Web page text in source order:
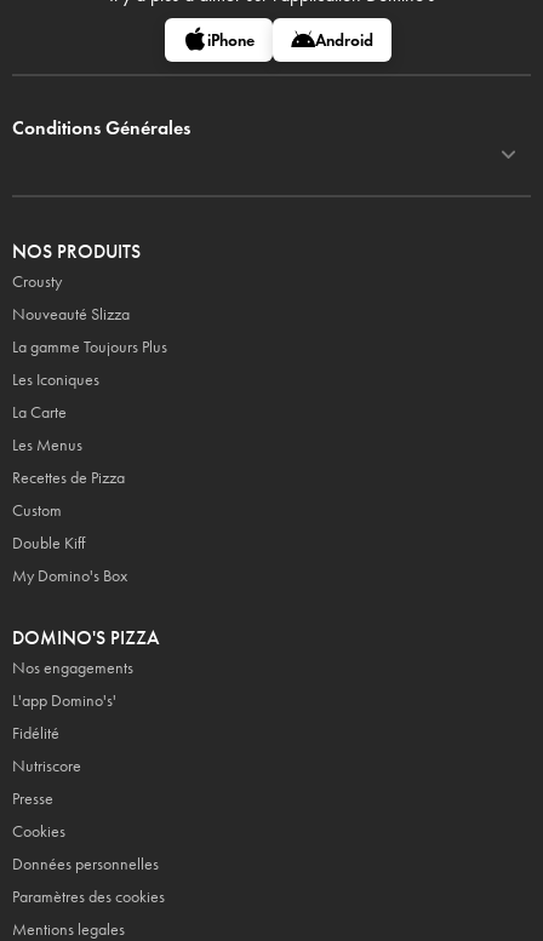
iPhone Android
Conditions Générales
NOS PRODUITS
Crousty
Nouveauté Slizza
La gamme Toujours Plus
Les Iconiques
La Carte
Les Menus
Recettes de Pizza
Custom
Double Kiff
My Domino's Box
DOMINO'S PIZZA
Nos engagements
L'app Domino's'
Fidélité
Nutriscore
Presse
Cookies
Données personnelles
Paramètres des cookies
Mentions legales